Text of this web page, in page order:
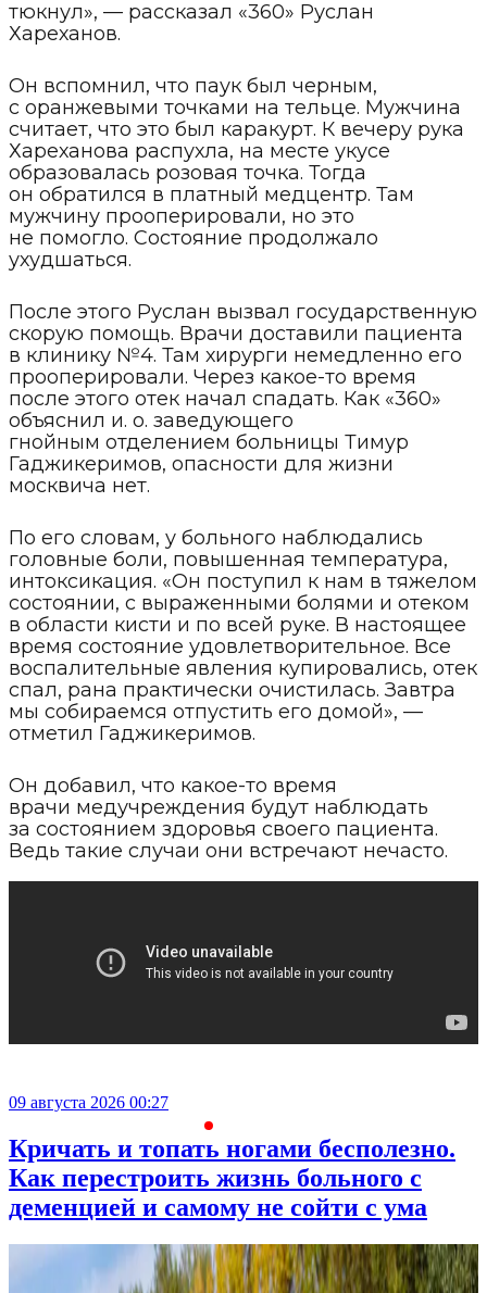
тюкнул», — рассказал «360» Руслан
Хареханов.
Он вспомнил, что паук был черным,
с оранжевыми точками на тельце. Мужчина
считает, что это был каракурт. К вечеру рука
Хареханова распухла, на месте укусе
образовалась розовая точка. Тогда
он обратился в платный медцентр. Там
мужчину прооперировали, но это
не помогло. Состояние продолжало
ухудшаться.
После этого Руслан вызвал государственную
скорую помощь. Врачи доставили пациента
в клинику №4. Там хирурги немедленно его
прооперировали. Через какое-то время
после этого отек начал спадать. Как «360»
объяснил и. о. заведующего
гнойным отделением больницы Тимур
Гаджикеримов, опасности для жизни
москвича нет.
По его словам, у больного наблюдались
головные боли, повышенная температура,
интоксикация. «Он поступил к нам в тяжелом
состоянии, с выраженными болями и отеком
в области кисти и по всей руке. В настоящее
время состояние удовлетворительное. Все
воспалительные явления купировались, отек
спал, рана практически очистилась. Завтра
мы собираемся отпустить его домой», —
отметил Гаджикеримов.
Он добавил, что какое-то время
врачи медучреждения будут наблюдать
за состоянием здоровья своего пациента.
Ведь такие случаи они встречают нечасто.
09 августа 2026 00:27
Кричать и топать ногами бесполезно.
Как перестроить жизнь больного с
деменцией и самому не сойти с ума